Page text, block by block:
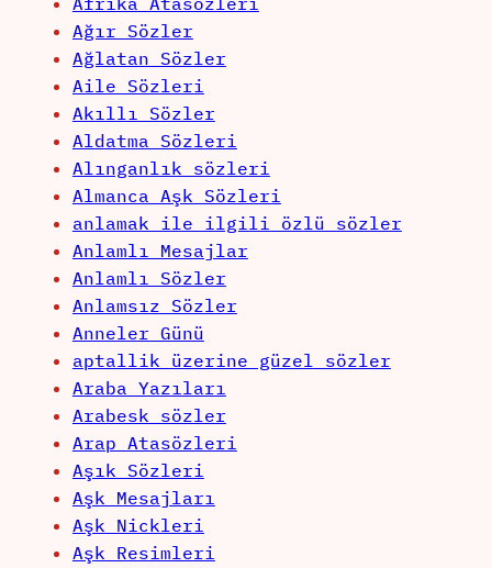
Ağır Sözler
Ağlatan Sözler
Aile Sözleri
Akıllı Sözler
Aldatma Sözleri
Alınganlık sözleri
Almanca Aşk Sözleri
anlamak ile ilgili özlü sözler
Anlamlı Mesajlar
Anlamlı Sözler
Anlamsız Sözler
Anneler Günü
aptallik üzerine güzel sözler
Araba Yazıları
Arabesk sözler
Arap Atasözleri
Aşık Sözleri
Aşk Mesajları
Aşk Nickleri
Aşk Resimleri